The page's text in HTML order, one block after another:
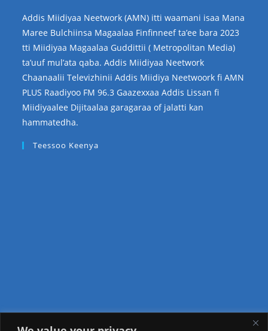
Addis Miidiyaa Neetwork (AMN) itti waamani isaa Mana
Maree Bulchiinsa Magaalaa Finfinneef ta’ee bara 2023
tti Miidiyaa Magaalaa Guddittii ( Metropolitan Media)
ta’uuf mul’ata qaba. Addis Miidiyaa Neetwork
Chaanaalii Televizhinii Addis Miidiya Neetwoork fi AMN
PLUS Raadiyoo FM 96.3 Gaazexxaa Addis Lissan fi
Miidiyaalee Dijitaalaa garagaraa of jalatti kan
hammatedha.
Teessoo Keenya